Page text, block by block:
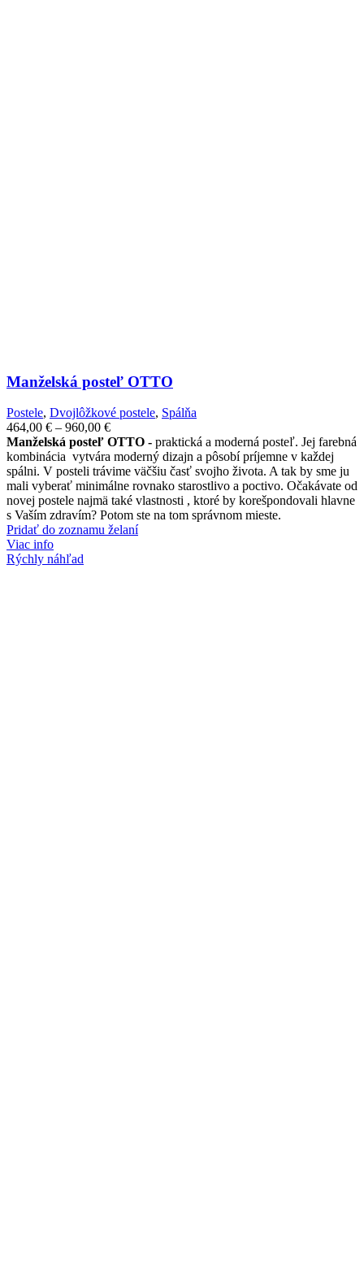
Manželská posteľ OTTO
Postele, Dvojlôžkové postele, Spálňa
464,00 € – 960,00 €Price
range:
464,00 €
through
960,00 €
Manželská posteľ OTTO - praktická a moderná posteľ. Jej farebná
kombinácia vytvára moderný dizajn a pôsobí príjemne v každej
spálni. V posteli trávime väčšiu časť svojho života. A tak by sme ju
mali vyberať minimálne rovnako starostlivo a poctivo. Očakávate od
novej postele najmä také vlastnosti , ktoré by korešpondovali hlavne
s Vaším zdravím? Potom ste na tom správnom mieste.
Pridať do zoznamu želaní
Viac info
Rýchly náhľad